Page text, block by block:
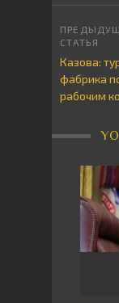
Казова:
фабрика
рабочим